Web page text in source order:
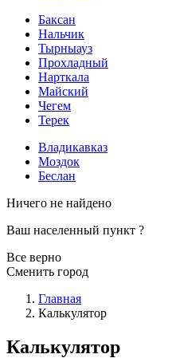
Баксан
Нальчик
Тырныауз
Прохладный
Нарткала
Майский
Чегем
Терек
Владикавказ
Моздок
Беслан
Ничего не найдено
Ваш населенный пункт ?
Все верно
Сменить город
Главная
Калькулятор
Калькулятор